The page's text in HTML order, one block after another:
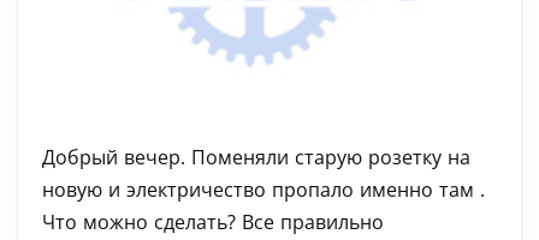
Добрый вечер. Поменяли старую розетку на
новую и электричество пропало именно там .
Что можно сделать? Все правильно